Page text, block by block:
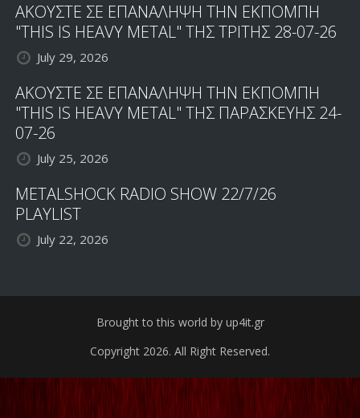
ΑΚΟΥΣΤΕ ΣΕ ΕΠΑΝΑΛΗΨΗ ΤΗΝ ΕΚΠΟΜΠΗ
"THIS IS HEAVY METAL" ΤΗΣ ΤΡΙΤΗΣ 28-07-26
July 29, 2026
ΑΚΟΥΣΤΕ ΣΕ ΕΠΑΝΑΛΗΨΗ ΤΗΝ ΕΚΠΟΜΠΗ
"THIS IS HEAVY METAL" ΤΗΣ ΠΑΡΑΣΚΕΥΗΣ 24-
07-26
July 25, 2026
METALSHOCK RADIO SHOW 22/7/26
PLAYLIST
July 22, 2026
Brought to this world by up4it.gr
Copyright 2026. All Right Reserved.